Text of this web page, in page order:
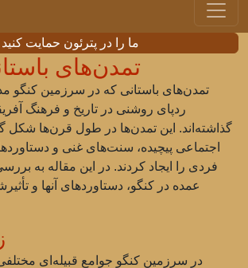
ما را در پترئون حمایت کنید
تمدن‌های
تمدن‌های باستانی که در سرزمین کنگو
ردپای روشنی در تاریخ و فرهنگ
گذاشته‌اند. این تمدن‌ها در طول قرن‌ها شکل
اجتماعی پیچیده، سنت‌های غنی و
فردی را ایجاد کردند. در این مقاله به
عمده در کنگو، دستاوردهای آنها و
در سرزمین کنگو جوامع قبیله‌ای